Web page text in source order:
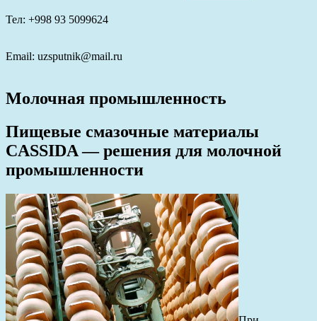
Тел: +998 93 5099624
Email: uzsputnik@mail.ru
Молочная промышленность
Пищевые смазочные материалы
CASSIDA — решения для молочной
промышленности